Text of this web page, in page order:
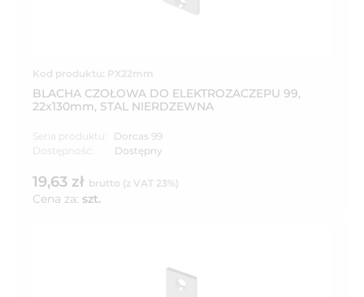
Kod produktu: PX22mm
BLACHA CZOŁOWA DO ELEKTROZACZEPU 99,
22x130mm, STAL NIERDZEWNA
Seria produktu:
Dorcas 99
Dostępność:
Dostępny
19,63 zł brutto (z VAT 23%)
Cena za: szt.